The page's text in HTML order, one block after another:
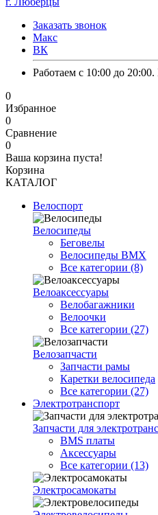
Заказать звонок
Макс
ВК
Работаем с 10:00 до
0
Избранное
0
Сравнение
0
Ваша корзина пуста!
Корзина
КАТАЛОГ
Велоспорт
Велосипеды
Беговелы
Велосипеды BMX
Все категории (8)
Велоаксессуары
Велобагажники
Велоочки
Все категории (27)
Велозапчасти
Запчасти рамы
Каретки велосипеда
Все категории (27)
Электротранспорт
Запчасти для
BMS платы
Аксессуары
Все категории (13)
Электросамокаты